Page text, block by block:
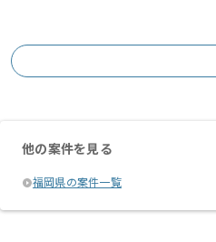
他の案件を見る
福岡県の案件一覧